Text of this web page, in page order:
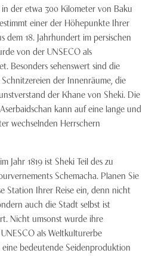
in der etwa 300 Kilometer von Baku
einer der Höhepunkte Ihrer
dem 18. Jahrhundert im persischen
von der UNSECO als
Besonders sehenswert sind die
der Innenräume, die
der Khane von Sheki. Die
kann auf eine lange und
wechselnden Herrschern
Jahr 1819 ist Sheki Teil des zu
Schemacha. Planen Sie
Station Ihrer Reise ein, denn nicht
auch die Stadt selbst ist
Nicht umsonst wurde ihre
als Weltkulturerbe
bedeutende Seidenproduktion